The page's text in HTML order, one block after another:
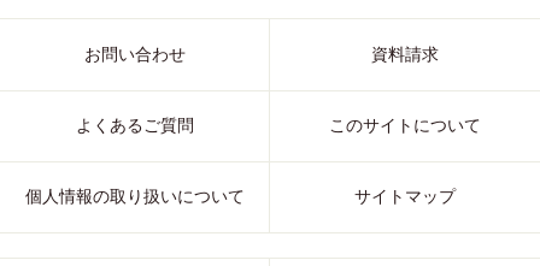
お問い合わせ 資料請求
よくあるご質問 このサイトについて
個人情報の取り扱いについて サイトマップ